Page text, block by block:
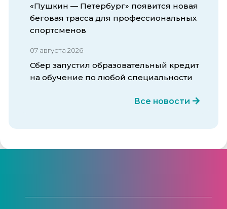
«Пушкин — Петербург» появится новая
беговая трасса для профессиональных
спортсменов
07 августа 2026
Сбер запустил образовательный кредит
на обучение по любой специальности
Все новости